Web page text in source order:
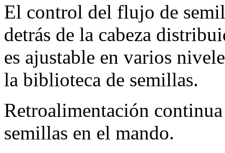
El control del flujo de
detrás de la cabeza
es ajustable en varios
la biblioteca de semillas.
Retroalimentación
semillas en el mando.